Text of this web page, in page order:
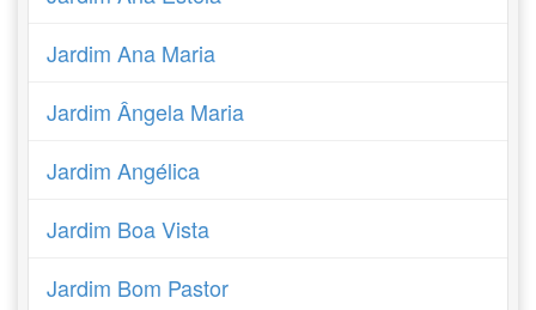
Jardim Ana Maria
Jardim Ângela Maria
Jardim Angélica
Jardim Boa Vista
Jardim Bom Pastor